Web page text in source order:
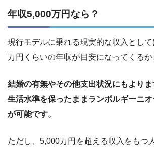
年収5,000万円なら？
現行モデルに乗れる現実的な収入とし
万円くらいの年収が目安になってくるか
結婚の有無やその他支出状況にもより
生活水準を保ったままランボルギーニ
が可能です。
ただし、5,000万円を超える収入をもつ